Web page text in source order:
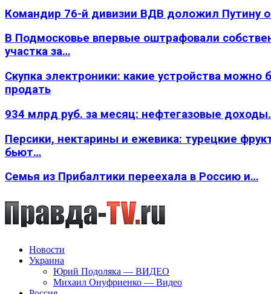
Командир 76-й дивизии ВДВ доложил Путину
В Подмосковье впервые оштрафовали
участка за…
Скупка электроники: какие устройства можно
продать
934 млрд руб. за месяц: нефтегазовые
Персики, нектарины и ежевика: турецкие
бьют…
Семья из Прибалтики переехала в Россию и…
Новости
Украина
Юрий Подоляка — ВИДЕО
Михаил Онуфриенко — Видео